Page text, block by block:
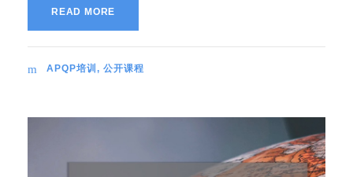
READ MORE
APQP培训 , 公开课程